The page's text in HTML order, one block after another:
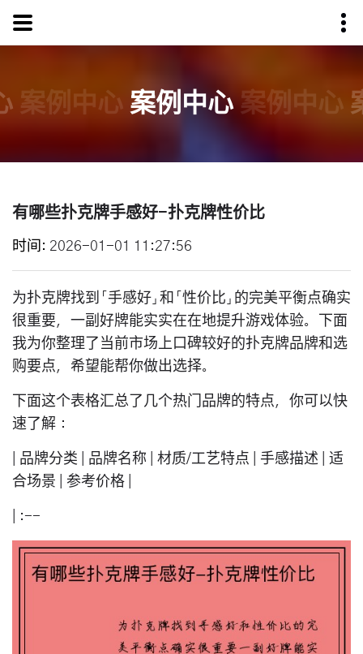
案例中心 案例中心 案例中心
有哪些扑克牌手感好-扑克牌性价比
时间 2026-01-01 11:27:56
为扑克牌找到「手感好」和「性价比」的完美平衡点确实
很重要，一副好牌能实实在在地提升游戏体验。下面
我为你整理了当前市场上口碑较好的扑克牌品牌和选
购要点，希望能帮你做出选择。
下面这个表格汇总了几个热门品牌的特点，你可以快
速了解：
| 品牌分类 | 品牌名称 | 材质/工艺特点 | 手感描述 | 适
合场景 | 参考价格 |
| :--